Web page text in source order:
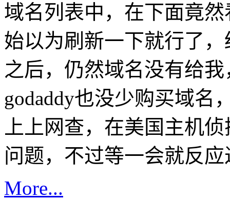
域名列表中，在下面竟
始以为刷新一下就行了
之后，仍然域名没有给
godaddy也没少购买域名
上上网查，在美国主机
问题，不过等一会就反
More...